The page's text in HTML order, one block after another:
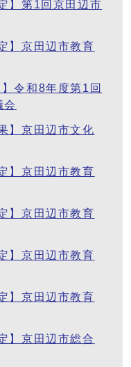
】第1回京田辺市
】京田辺市教育
令和8年度第1回
会
】京田辺市文化
】京田辺市教育
】京田辺市教育
】京田辺市教育
】京田辺市教育
】京田辺市総合